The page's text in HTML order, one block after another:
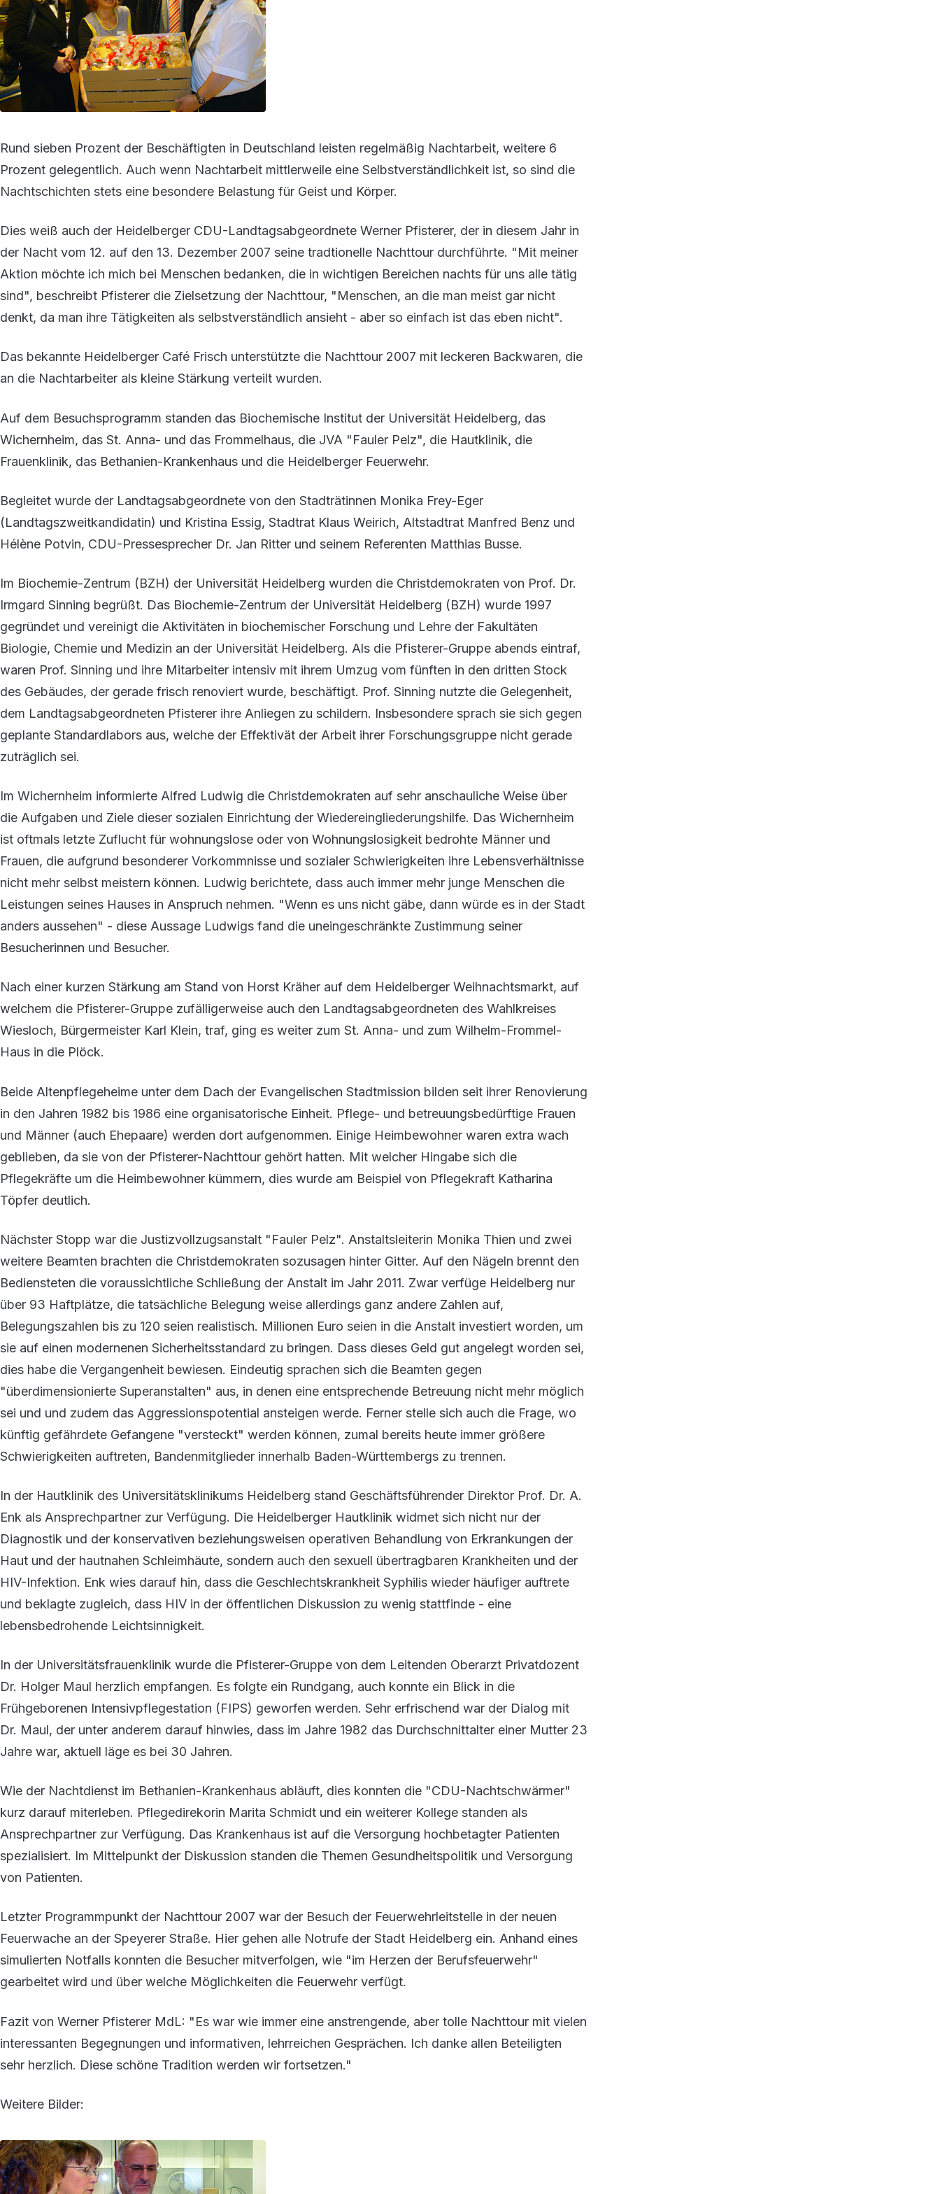
Rund sieben Prozent der Beschäftigten in Deutschland leisten regelmäßig Nachtarbeit, weitere 6
Prozent gelegentlich. Auch wenn Nachtarbeit mittlerweile eine Selbstverständlichkeit ist, so sind die
Nachtschichten stets eine besondere Belastung für Geist und Körper.
Dies weiß auch der Heidelberger CDU-Landtagsabgeordnete Werner Pfisterer, der in diesem Jahr in
der Nacht vom 12. auf den 13. Dezember 2007 seine tradtionelle Nachttour durchführte. "Mit meiner
Aktion möchte ich mich bei Menschen bedanken, die in wichtigen Bereichen nachts für uns alle tätig
sind", beschreibt Pfisterer die Zielsetzung der Nachttour, "Menschen, an die man meist gar nicht
denkt, da man ihre Tätigkeiten als selbstverständlich ansieht - aber so einfach ist das eben nicht".
Das bekannte Heidelberger Café Frisch unterstützte die Nachttour 2007 mit leckeren Backwaren, die
an die Nachtarbeiter als kleine Stärkung verteilt wurden.
Auf dem Besuchsprogramm standen das Biochemische Institut der Universität Heidelberg, das
Wichernheim, das St. Anna- und das Frommelhaus, die JVA "Fauler Pelz", die Hautklinik, die
Frauenklinik, das Bethanien-Krankenhaus und die Heidelberger Feuerwehr.
Begleitet wurde der Landtagsabgeordnete von den Stadträtinnen Monika Frey-Eger
(Landtagszweitkandidatin) und Kristina Essig, Stadtrat Klaus Weirich, Altstadtrat Manfred Benz und
Hélène Potvin, CDU-Pressesprecher Dr. Jan Ritter und seinem Referenten Matthias Busse.
Im Biochemie-Zentrum (BZH) der Universität Heidelberg wurden die Christdemokraten von Prof. Dr.
Irmgard Sinning begrüßt. Das Biochemie-Zentrum der Universität Heidelberg (BZH) wurde 1997
gegründet und vereinigt die Aktivitäten in biochemischer Forschung und Lehre der Fakultäten
Biologie, Chemie und Medizin an der Universität Heidelberg. Als die Pfisterer-Gruppe abends eintraf,
waren Prof. Sinning und ihre Mitarbeiter intensiv mit ihrem Umzug vom fünften in den dritten Stock
des Gebäudes, der gerade frisch renoviert wurde, beschäftigt. Prof. Sinning nutzte die Gelegenheit,
dem Landtagsabgeordneten Pfisterer ihre Anliegen zu schildern. Insbesondere sprach sie sich gegen
geplante Standardlabors aus, welche der Effektivät der Arbeit ihrer Forschungsgruppe nicht gerade
zuträglich sei.
Im Wichernheim informierte Alfred Ludwig die Christdemokraten auf sehr anschauliche Weise über
die Aufgaben und Ziele dieser sozialen Einrichtung der Wiedereingliederungshilfe. Das Wichernheim
ist oftmals letzte Zuflucht für wohnungslose oder von Wohnungslosigkeit bedrohte Männer und
Frauen, die aufgrund besonderer Vorkommnisse und sozialer Schwierigkeiten ihre Lebensverhältnisse
nicht mehr selbst meistern können. Ludwig berichtete, dass auch immer mehr junge Menschen die
Leistungen seines Hauses in Anspruch nehmen. "Wenn es uns nicht gäbe, dann würde es in der Stadt
anders aussehen" - diese Aussage Ludwigs fand die uneingeschränkte Zustimmung seiner
Besucherinnen und Besucher.
Nach einer kurzen Stärkung am Stand von Horst Kräher auf dem Heidelberger Weihnachtsmarkt, auf
welchem die Pfisterer-Gruppe zufälligerweise auch den Landtagsabgeordneten des Wahlkreises
Wiesloch, Bürgermeister Karl Klein, traf, ging es weiter zum St. Anna- und zum Wilhelm-Frommel-
Haus in die Plöck.
Beide Altenpflegeheime unter dem Dach der Evangelischen Stadtmission bilden seit ihrer Renovierung
in den Jahren 1982 bis 1986 eine organisatorische Einheit. Pflege- und betreuungsbedürftige Frauen
und Männer (auch Ehepaare) werden dort aufgenommen. Einige Heimbewohner waren extra wach
geblieben, da sie von der Pfisterer-Nachttour gehört hatten. Mit welcher Hingabe sich die
Pflegekräfte um die Heimbewohner kümmern, dies wurde am Beispiel von Pflegekraft Katharina
Töpfer deutlich.
Nächster Stopp war die Justizvollzugsanstalt "Fauler Pelz". Anstaltsleiterin Monika Thien und zwei
weitere Beamten brachten die Christdemokraten sozusagen hinter Gitter. Auf den Nägeln brennt den
Bediensteten die voraussichtliche Schließung der Anstalt im Jahr 2011. Zwar verfüge Heidelberg nur
über 93 Haftplätze, die tatsächliche Belegung weise allerdings ganz andere Zahlen auf,
Belegungszahlen bis zu 120 seien realistisch. Millionen Euro seien in die Anstalt investiert worden, um
sie auf einen modernenen Sicherheitsstandard zu bringen. Dass dieses Geld gut angelegt worden sei,
dies habe die Vergangenheit bewiesen. Eindeutig sprachen sich die Beamten gegen
"überdimensionierte Superanstalten" aus, in denen eine entsprechende Betreuung nicht mehr möglich
sei und und zudem das Aggressionspotential ansteigen werde. Ferner stelle sich auch die Frage, wo
künftig gefährdete Gefangene "versteckt" werden können, zumal bereits heute immer größere
Schwierigkeiten auftreten, Bandenmitglieder innerhalb Baden-Württembergs zu trennen.
In der Hautklinik des Universitätsklinikums Heidelberg stand Geschäftsführender Direktor Prof. Dr. A.
Enk als Ansprechpartner zur Verfügung. Die Heidelberger Hautklinik widmet sich nicht nur der
Diagnostik und der konservativen beziehungsweisen operativen Behandlung von Erkrankungen der
Haut und der hautnahen Schleimhäute, sondern auch den sexuell übertragbaren Krankheiten und der
HIV-Infektion. Enk wies darauf hin, dass die Geschlechtskrankheit Syphilis wieder häufiger auftrete
und beklagte zugleich, dass HIV in der öffentlichen Diskussion zu wenig stattfinde - eine
lebensbedrohende Leichtsinnigkeit.
In der Universitätsfrauenklinik wurde die Pfisterer-Gruppe von dem Leitenden Oberarzt Privatdozent
Dr. Holger Maul herzlich empfangen. Es folgte ein Rundgang, auch konnte ein Blick in die
Frühgeborenen Intensivpflegestation (FIPS) geworfen werden. Sehr erfrischend war der Dialog mit
Dr. Maul, der unter anderem darauf hinwies, dass im Jahre 1982 das Durchschnittalter einer Mutter 23
Jahre war, aktuell läge es bei 30 Jahren.
Wie der Nachtdienst im Bethanien-Krankenhaus abläuft, dies konnten die "CDU-Nachtschwärmer"
kurz darauf miterleben. Pflegedirekorin Marita Schmidt und ein weiterer Kollege standen als
Ansprechpartner zur Verfügung. Das Krankenhaus ist auf die Versorgung hochbetagter Patienten
spezialisiert. Im Mittelpunkt der Diskussion standen die Themen Gesundheitspolitik und Versorgung
von Patienten.
Letzter Programmpunkt der Nachttour 2007 war der Besuch der Feuerwehrleitstelle in der neuen
Feuerwache an der Speyerer Straße. Hier gehen alle Notrufe der Stadt Heidelberg ein. Anhand eines
simulierten Notfalls konnten die Besucher mitverfolgen, wie "im Herzen der Berufsfeuerwehr"
gearbeitet wird und über welche Möglichkeiten die Feuerwehr verfügt.
Fazit von Werner Pfisterer MdL: "Es war wie immer eine anstrengende, aber tolle Nachttour mit vielen
interessanten Begegnungen und informativen, lehrreichen Gesprächen. Ich danke allen Beteiligten
sehr herzlich. Diese schöne Tradition werden wir fortsetzen."
Weitere Bilder: